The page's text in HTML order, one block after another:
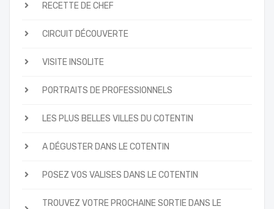
RECETTE DE CHEF
CIRCUIT DÉCOUVERTE
VISITE INSOLITE
PORTRAITS DE PROFESSIONNELS
LES PLUS BELLES VILLES DU COTENTIN
A DÉGUSTER DANS LE COTENTIN
POSEZ VOS VALISES DANS LE COTENTIN
TROUVEZ VOTRE PROCHAINE SORTIE DANS LE